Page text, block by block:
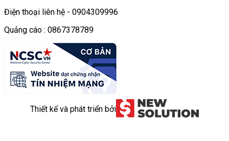
Điện thoại liên hệ - 0904309996
Quảng cáo : 0867378789
Thiết kế và phát triển bởi